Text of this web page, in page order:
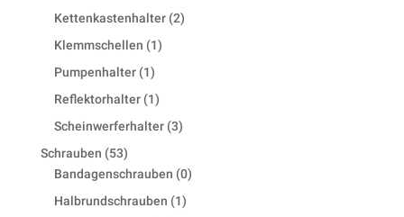
products
Kettenkastenhalter 22
Klemmschellen 11
Pumpenhalter 11
product
Reflektorhalter 11
product
Scheinwerferhalter 33
Schrauben 5353
products
Bandagenschrauben 00
Halbrundschrauben 11